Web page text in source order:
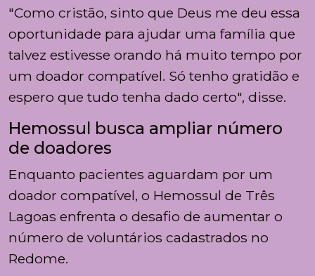
"Como cristão, sinto que Deus me deu essa
oportunidade para ajudar uma família que
talvez estivesse orando há muito tempo por
um doador compatível. Só tenho gratidão e
espero que tudo tenha dado certo", disse.
Hemossul busca ampliar número
de doadores
Enquanto pacientes aguardam por um
doador compatível, o Hemossul de Três
Lagoas enfrenta o desafio de aumentar o
número de voluntários cadastrados no
Redome.